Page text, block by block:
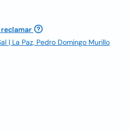
reclamar
| La Paz, Pedro Domingo Murillo